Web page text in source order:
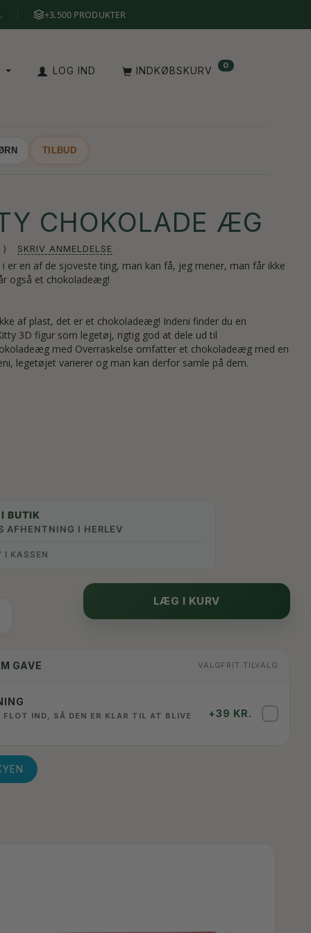
+3.500 PRODUKTER
LOG IND INDKØBSKURV 0
TILBUD
CHOKOLADE ÆG
SKRIV ANMELDELSE
er en af de sjoveste ting, man kan få, jeg mener, man får ikke
også et chokoladeæg!
af plast, det er et chokoladeæg! Indeni finder du en
3D figur som legetøj, rigtig god at dele ud til
med Overraskelse omfatter et chokoladeæg med en
legetøjet varierer og man kan derfor samle på dem.
BUTIK
AFHENTNING I HERLEV
I KASSEN
LÆG I KURV
GAVE VALGFRIT TILVALG
FLOT IND, SÅ DEN ER KLAR TIL AT BLIVE
+39 KR.